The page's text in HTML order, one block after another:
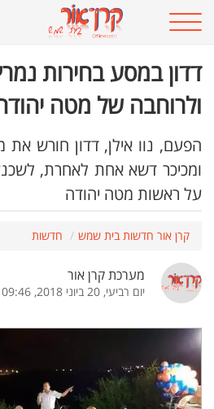
דדון במסע בחירות
ולרוחבה של מטה
הפעם, נוו אילן, דדון חורש
ומכיכר דשא אחת לאחרת,
על ראשות מטה יהודה
קרן אור חדשות בית שמש חדשות
מערכת קרן אור
יום רביעי, 20 ביוני 2018, 09:46